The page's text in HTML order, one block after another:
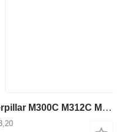
1096I006EJ monitor para Caterpillar M300C M312C M313C M314C M315C excavadora